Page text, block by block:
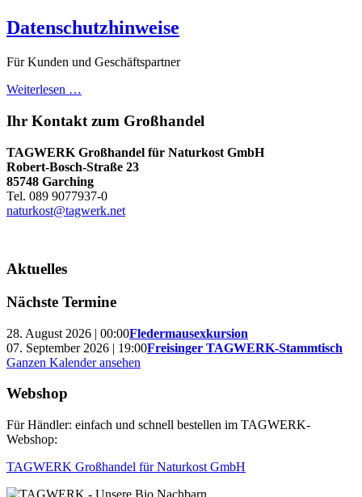
Datenschutzhinweise
Für Kunden und Geschäftspartner
Weiterlesen …
Ihr Kontakt zum Großhandel
TAGWERK Großhandel für Naturkost GmbH
Robert-Bosch-Straße 23
85748 Garching
Tel. 089 9077937-0
naturkost@tagwerk.net
Aktuelles
Nächste Termine
28. August 2026 | 00:00Fledermausexkursion
07. September 2026 | 19:00Freisinger TAGWERK-Stammtisch
Ganzen Kalender ansehen
Webshop
Für Händler: einfach und schnell bestellen im TAGWERK-
Webshop:
TAGWERK Großhandel für Naturkost GmbH